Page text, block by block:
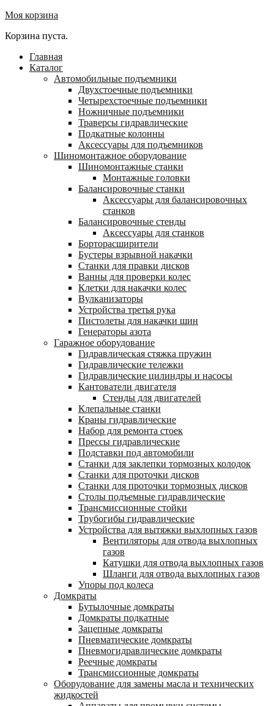
Моя корзина
Корзина пуста.
Главная
Каталог
Автомобильные подъемники
Двухстоечные подъемники
Четырехстоечные подъемники
Ножничные подъемники
Траверсы гидравлические
Подкатные колонны
Аксессуары для подъемников
Шиномонтажное оборудование
Шиномонтажные станки
Монтажные головки
Балансировочные станки
Аксессуары для балансировочных
станков
Балансировочные стенды
Аксессуары для станков
Борторасширители
Бустеры взрывной накачки
Станки для правки дисков
Ванны для проверки колес
Клетки для накачки колес
Вулканизаторы
Устройства третья рука
Пистолеты для накачки шин
Генераторы азота
Гаражное оборудование
Гидравлическая стяжка пружин
Гидравлические тележки
Гидравлические цилиндры и насосы
Кантователи двигателя
Стенды для двигателей
Клепальные станки
Краны гидравлические
Набор для ремонта стоек
Прессы гидравлические
Подставки под автомобили
Станки для заклепки тормозных колодок
Станки для проточки дисков
Станки для проточки тормозных дисков
Столы подъемные гидравлические
Трансмиссионные стойки
Трубогибы гидравлические
Устройства для вытяжки выхлопных газов
Вентиляторы для отвода выхлопных
газов
Катушки для отвода выхлопных газов
Шланги для отвода выхлопных газов
Упоры под колеса
Домкраты
Бутылочные домкраты
Домкраты подкатные
Зацепные домкраты
Пневматические домкраты
Пневмогидравлические домкраты
Реечные домкраты
Трансмиссионные домкраты
Оборудование для замены масла и технических
жидкостей